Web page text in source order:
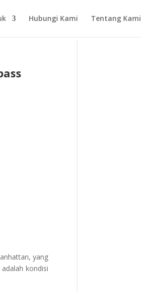
Hubungi Kami Tentang Kami
yang
kondisi